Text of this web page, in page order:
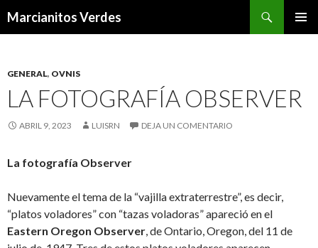
Marcianitos Verdes
GENERAL, OVNIS
LA FOTOGRAFÍA OBSERVER
ABRIL 9, 2023 LUISRN DEJA UN COMENTARIO
La fotografía Observer
Nuevamente el tema de la “vajilla extraterrestre”, es decir,
“platos voladores” con “tazas voladoras” apareció en el
Eastern Oregon Observer, de Ontario, Oregon, del 11 de